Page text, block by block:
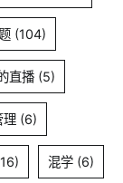
(104)
直播 (5)
理 (6)
混学 (6)